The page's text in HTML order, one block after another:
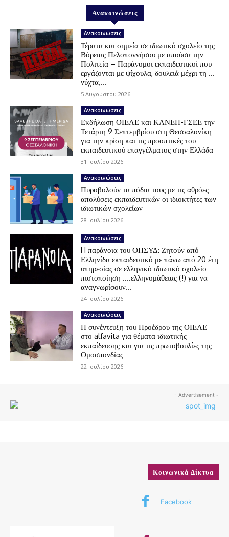
Ανακοινώσεις
Ανακοινώσεις
Τέρατα και σημεία σε ιδιωτικό σχολείο της
Βόρειας Πελοποννήσου με απούσα την
Πολιτεία – Παράνομοι εκπαιδευτικοί που
εργάζονται με ψίχουλα, δουλειά μέχρι τη …
νύχτα,...
5 Αυγούστου 2026
Ανακοινώσεις
Εκδήλωση ΟΙΕΛΕ και ΚΑΝΕΠ-ΓΣΕΕ την
Τετάρτη 9 Σεπτεμβρίου στη Θεσσαλονίκη
για την κρίση και τις προοπτικές του
εκπαιδευτικού επαγγέλματος στην Ελλάδα
31 Ιουλίου 2026
Ανακοινώσεις
Πυροβολούν τα πόδια τους με τις αθρόες
απολύσεις εκπαιδευτικών οι ιδιοκτήτες των
ιδιωτικών σχολείων
28 Ιουλίου 2026
Ανακοινώσεις
H παράνοια του ΟΠΣΥΔ: Ζητούν από
Ελληνίδα εκπαιδευτικό με πάνω από 20 έτη
υπηρεσίας σε ελληνικό ιδιωτικό σχολείο
πιστοποίηση ….ελληνομάθειας (!) για να
αναγνωρίσουν...
24 Ιουλίου 2026
Ανακοινώσεις
Η συνέντευξη του Προέδρου της ΟΙΕΛΕ
στο alfavita για θέματα ιδιωτικής
εκπαίδευσης και για τις πρωτοβουλίες της
Ομοσπονδίας
22 Ιουλίου 2026
- Advertisement -
Κοινωνικά Δίκτυα
Facebook